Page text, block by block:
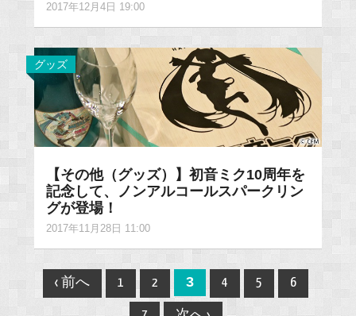
2017年12月4日 19:00
グッズ
【その他（グッズ）】初音ミク10周年を
記念して、ノンアルコールスパークリン
グが登場！
2017年11月28日 11:00
Post
navigation
‹ 前へ 1 2 3 4 5 6